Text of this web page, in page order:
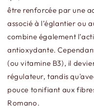
être renforcée par une
associé à l’églantier ou
combine également
antioxydante.
(ou vitamine B3), il
régulateur, tandis
pouce tonifiant aux
Romano.